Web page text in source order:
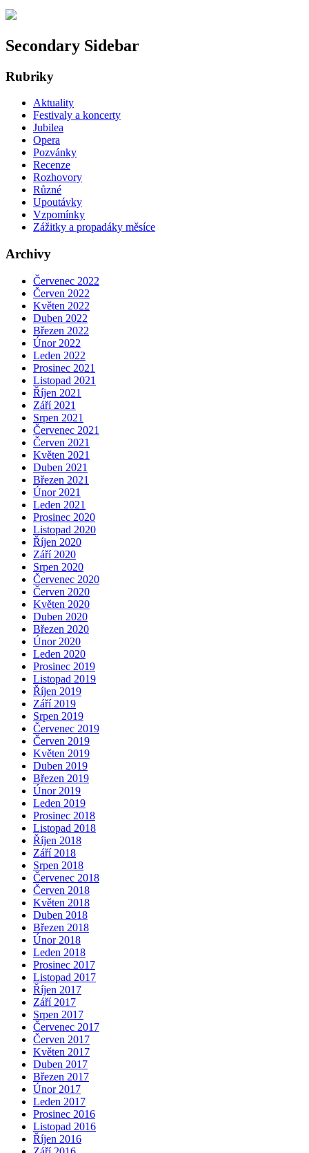
Secondary Sidebar
Rubriky
Aktuality
Festivaly a koncerty
Jubilea
Opera
Pozvánky
Recenze
Rozhovory
Různé
Upoutávky
Vzpomínky
Zážitky a propadáky měsíce
Archivy
Červenec 2022
Červen 2022
Květen 2022
Duben 2022
Březen 2022
Únor 2022
Leden 2022
Prosinec 2021
Listopad 2021
Říjen 2021
Září 2021
Srpen 2021
Červenec 2021
Červen 2021
Květen 2021
Duben 2021
Březen 2021
Únor 2021
Leden 2021
Prosinec 2020
Listopad 2020
Říjen 2020
Září 2020
Srpen 2020
Červenec 2020
Červen 2020
Květen 2020
Duben 2020
Březen 2020
Únor 2020
Leden 2020
Prosinec 2019
Listopad 2019
Říjen 2019
Září 2019
Srpen 2019
Červenec 2019
Červen 2019
Květen 2019
Duben 2019
Březen 2019
Únor 2019
Leden 2019
Prosinec 2018
Listopad 2018
Říjen 2018
Září 2018
Srpen 2018
Červenec 2018
Červen 2018
Květen 2018
Duben 2018
Březen 2018
Únor 2018
Leden 2018
Prosinec 2017
Listopad 2017
Říjen 2017
Září 2017
Srpen 2017
Červenec 2017
Červen 2017
Květen 2017
Duben 2017
Březen 2017
Únor 2017
Leden 2017
Prosinec 2016
Listopad 2016
Říjen 2016